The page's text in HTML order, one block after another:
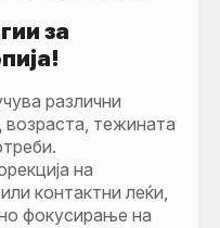
за
различни
тежината
на
контактни леќи,
фокусирање на